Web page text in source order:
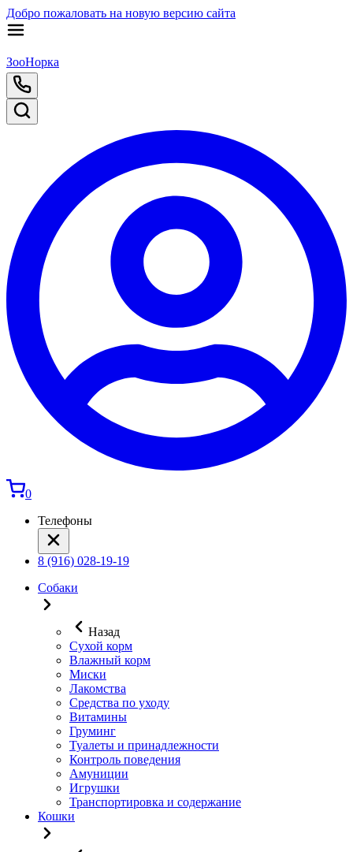
Добро пожаловать на новую версию сайта
ЗооНорка
0
Телефоны
8 (916) 028-19-19
Собаки
Назад
Сухой корм
Влажный корм
Миски
Лакомства
Средства по уходу
Витамины
Груминг
Туалеты и принадлежности
Контроль поведения
Амуниции
Игрушки
Транспортировка и содержание
Кошки